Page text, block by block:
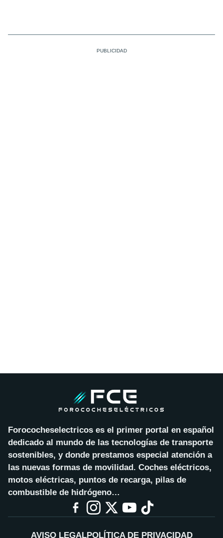
Forococheselectricos es el primer portal en español
dedicado al mundo de las tecnologías de transporte
sostenibles, y donde prestamos especial atención a
las nuevas formas de movilidad. Coches eléctricos,
motos eléctricas, puntos de recarga, pilas de
combustible de hidrógeno…
AVISO LEGALPOLÍTICA DE PRIVACIDAD